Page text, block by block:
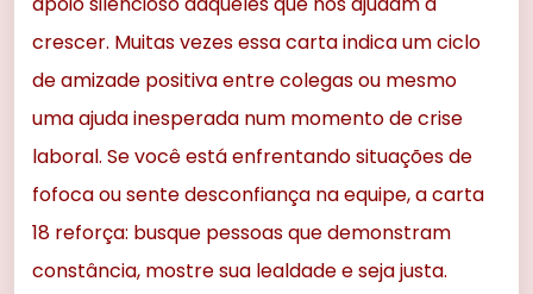
crescer. Muitas vezes essa carta indica um ciclo
de amizade positiva entre colegas ou mesmo
uma ajuda inesperada num momento de crise
laboral. Se você está enfrentando situações de
fofoca ou sente desconfiança na equipe, a carta
18 reforça: busque pessoas que demonstram
constância, mostre sua lealdade e seja justa.